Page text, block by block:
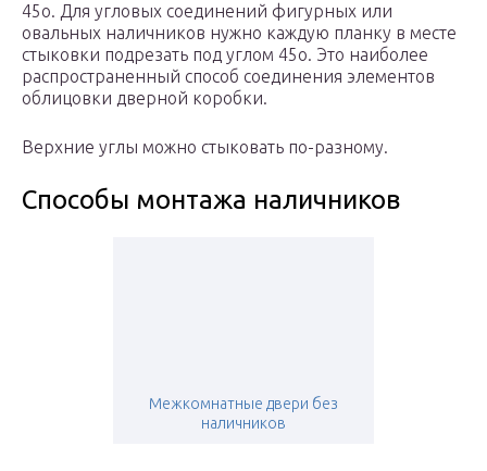
45o. Для угловых соединений фигурных или
овальных наличников нужно каждую планку в месте
стыковки подрезать под углом 45o. Это наиболее
распространенный способ соединения элементов
облицовки дверной коробки.
Верхние углы можно стыковать по-разному.
Способы монтажа наличников
Межкомнатные двери без
наличников